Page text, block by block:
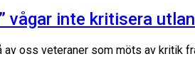
vågar inte kritisera
av oss veteraner som möts av kritik